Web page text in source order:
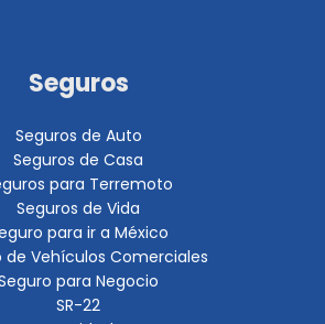
Seguros
Seguros de Auto
Seguros de Casa
para Terremoto
Seguros de Vida
para ir a México
de Vehículos Comerciales
para Negocio
SR-22